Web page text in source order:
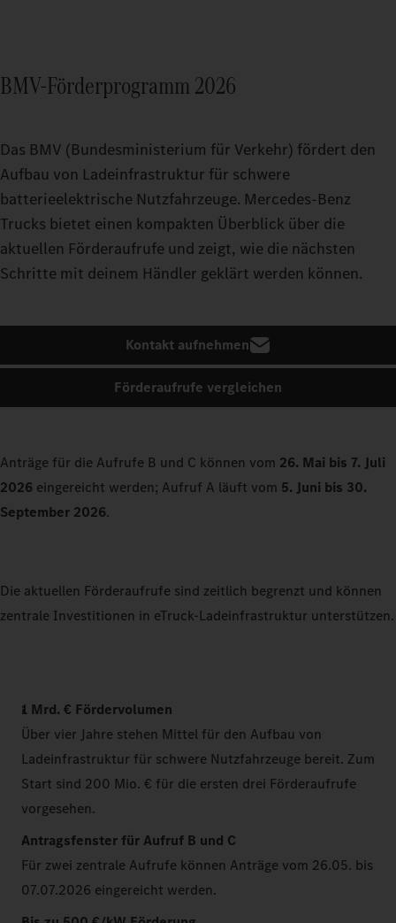
BMV-Förderprogramm 2026
Das BMV (Bundesministerium für Verkehr) fördert den
Aufbau von Ladeinfrastruktur für schwere
batterieelektrische Nutzfahrzeuge. Mercedes‑Benz
Trucks bietet einen kompakten Überblick über die
aktuellen Förderaufrufe und zeigt, wie die nächsten
Schritte mit deinem Händler geklärt werden können.
Kontakt aufnehmen
Förderaufrufe vergleichen
Anträge für die Aufrufe B und C können vom 26. Mai bis 7. Juli
2026 eingereicht werden; Aufruf A läuft vom 5. Juni bis 30.
September 2026.
Die aktuellen Förderaufrufe sind zeitlich begrenzt und können
zentrale Investitionen in eTruck-Ladeinfrastruktur unterstützen.
1 Mrd. € Fördervolumen
Über vier Jahre stehen Mittel für den Aufbau von
Ladeinfrastruktur für schwere Nutzfahrzeuge bereit. Zum
Start sind 200 Mio. € für die ersten drei Förderaufrufe
vorgesehen.
Antragsfenster für Aufruf B und C
Für zwei zentrale Aufrufe können Anträge vom 26.05. bis
07.07.2026 eingereicht werden.